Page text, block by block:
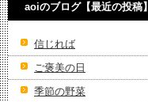
aoiのブログ【最近の投稿】
信じれば
ご褒美の日
季節の野菜